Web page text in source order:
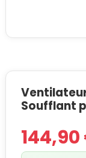
Soufflant